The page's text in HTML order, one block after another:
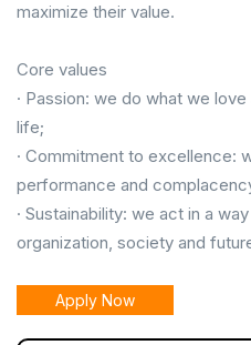
maximize their value.
Core values
· Passion: we do what we
life;
· Commitment to excellence:
performance and
· Sustainability: we act in a
organization, society and
Apply Now